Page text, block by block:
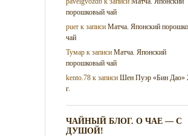
порошковый чай
puer к записиМатча. Японский
чай
Тумар к записиМатча. Японский
порошковый чай
kento.78 к записиШен Пуэр «Бин Дао»
г.
ЧАЙНЫЙ БЛОГ. О ЧАЕ — С
ДУШОЙ!